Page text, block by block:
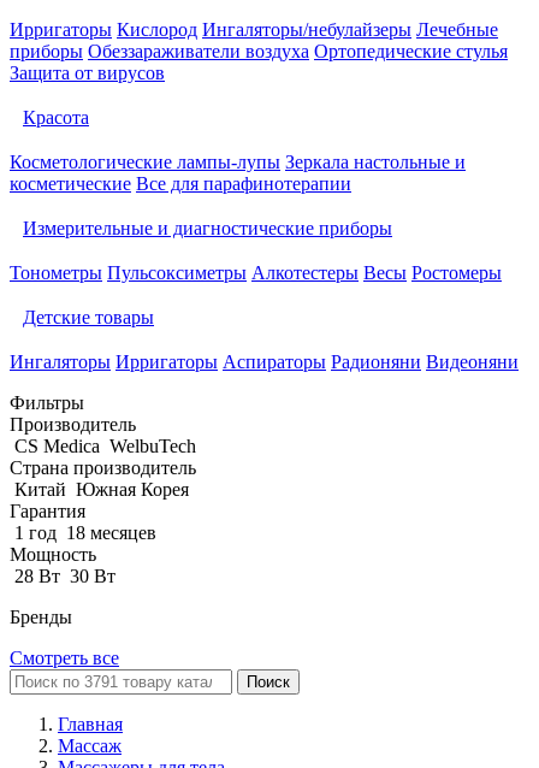
Ирригаторы Кислород Ингаляторы/небулайзеры Лечебные
приборы Обеззараживатели воздуха Ортопедические стулья
Защита от вирусов
Красота
Косметологические лампы-лупы Зеркала настольные и
косметические Все для парафинотерапии
Измерительные и диагностические приборы
Тонометры Пульсоксиметры Алкотестеры Весы Ростомеры
Детские товары
Ингаляторы Ирригаторы Аспираторы Радионяни Видеоняни
Фильтры
Производитель
CS Medica WelbuTech
Страна производитель
Китай Южная Корея
Гарантия
1 год 18 месяцев
Мощность
28 Вт 30 Вт
Бренды
Смотреть все
Поиск
Главная
Массаж